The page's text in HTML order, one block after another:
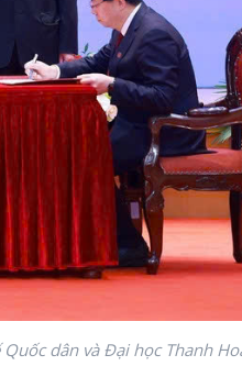
dân và Đại học Thanh